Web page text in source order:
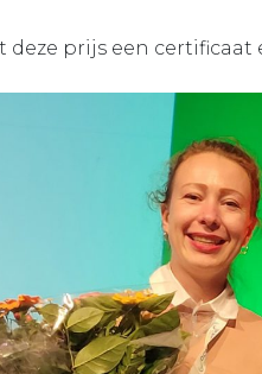
prijs een certificaat